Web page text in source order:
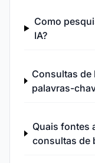
Como
IA?
Consultas de
palavras-
Quais fontes
consultas de